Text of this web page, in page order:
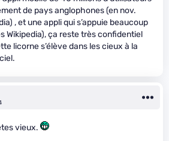
de pays anglophones (en nov.
, et une appli qui s’appuie beaucoup
Wikipedia), ça reste très confidentiel
licorne s’élève dans les cieux à la
vieux.